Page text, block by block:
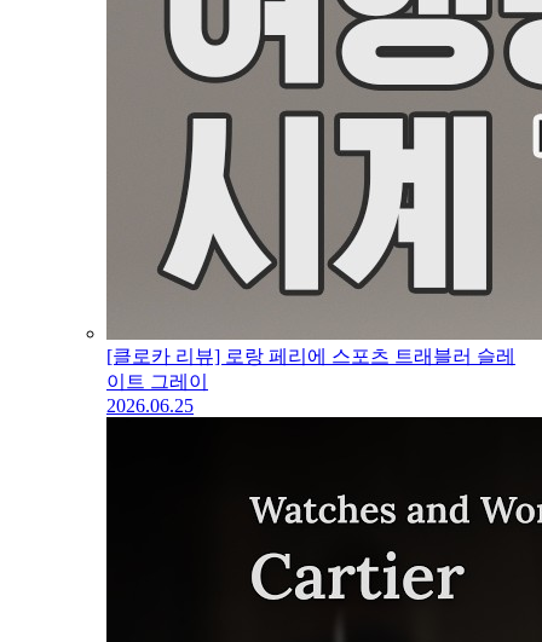
[클로카 리뷰] 로랑 페리에 스포츠 트래블러 슬레
이트 그레이
2026.06.25